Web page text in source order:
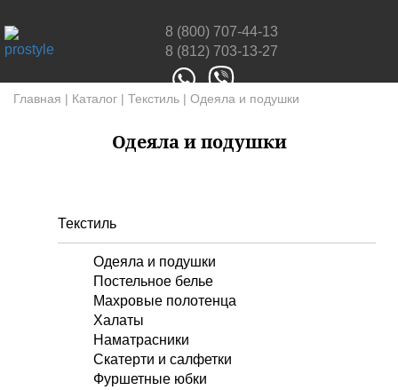
8 (800) 707-44-13
8 (812) 703-13-27
Главная | Каталог | Текстиль | Одеяла и подушки
Одеяла и подушки
Текстиль
Одеяла и подушки
Постельное белье
Махровые полотенца
Халаты
Наматрасники
Скатерти и салфетки
Фуршетные юбки